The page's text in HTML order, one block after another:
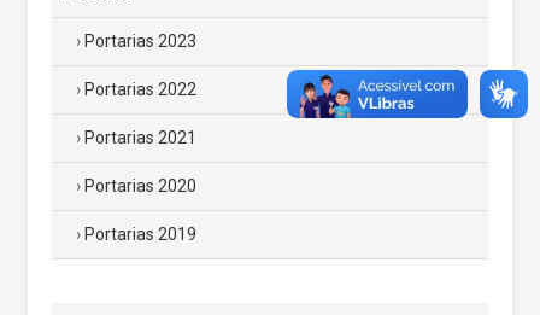
Portarias 2023
Portarias 2022
Portarias 2021
Portarias 2020
Portarias 2019